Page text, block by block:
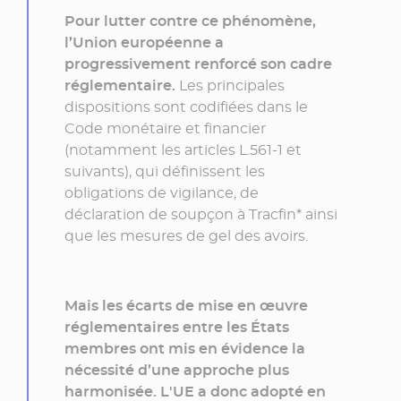
Pour lutter contre ce phénomène,
l’Union européenne a
progressivement renforcé son cadre
réglementaire. Les principales
dispositions sont codifiées dans le
Code monétaire et financier
(notamment les articles L.561-1 et
suivants), qui définissent les
obligations de vigilance, de
déclaration de soupçon à Tracfin* ainsi
que les mesures de gel des avoirs.
Mais les écarts de mise en œuvre
réglementaires entre les États
membres ont mis en évidence la
nécessité d’une approche plus
harmonisée. L'UE a donc adopté en